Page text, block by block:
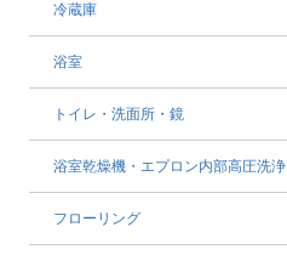
冷蔵庫
浴室
トイレ・洗面所・鏡
浴室乾燥機・エプロン内部高圧洗浄
フローリング